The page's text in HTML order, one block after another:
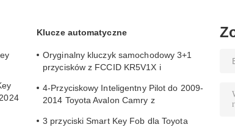
Klucze automatyczne
Oryginalny kluczyk samochodowy 3+1
przycisków z FCCID KR5V1X i
dostępu
4-Przyciskowy Inteligentny Pilot do 2009-
2014 Toyota Avalon Camry z
3 przyciski Smart Key Fob dla Toyota